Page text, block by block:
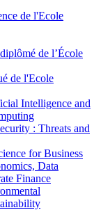
de l'Ecole
de l’École
de l'Ecole
Intelligence and
: Threats and
for Business
Data
Finance